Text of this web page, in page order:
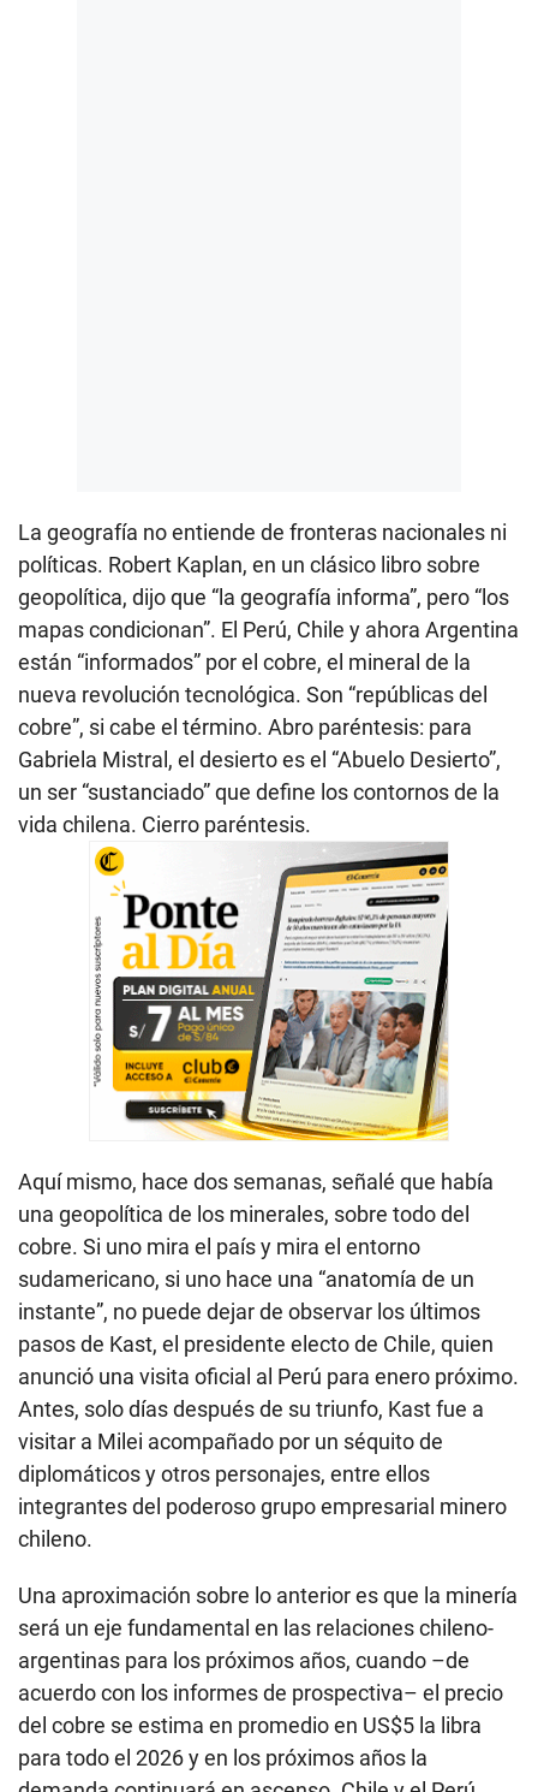
La geografía no entiende de fronteras nacionales ni
políticas. Robert Kaplan, en un clásico libro sobre
geopolítica, dijo que “la geografía informa”, pero “los
mapas condicionan”. El Perú, Chile y ahora Argentina
están “informados” por el cobre, el mineral de la
nueva revolución tecnológica. Son “repúblicas del
cobre”, si cabe el término. Abro paréntesis: para
Gabriela Mistral, el desierto es el “Abuelo Desierto”,
un ser “sustanciado” que define los contornos de la
vida chilena. Cierro paréntesis.
Aquí mismo, hace dos semanas, señalé que había
una geopolítica de los minerales, sobre todo del
cobre. Si uno mira el país y mira el entorno
sudamericano, si uno hace una “anatomía de un
instante”, no puede dejar de observar los últimos
pasos de Kast, el presidente electo de Chile, quien
anunció una visita oficial al Perú para enero próximo.
Antes, solo días después de su triunfo, Kast fue a
visitar a Milei acompañado por un séquito de
diplomáticos y otros personajes, entre ellos
integrantes del poderoso grupo empresarial minero
chileno.
Una aproximación sobre lo anterior es que la minería
será un eje fundamental en las relaciones chileno-
argentinas para los próximos años, cuando –de
acuerdo con los informes de prospectiva– el precio
del cobre se estima en promedio en US$5 la libra
para todo el 2026 y en los próximos años la